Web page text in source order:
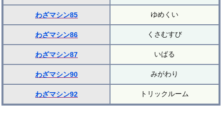
わざマシン85 ゆめくい
わざマシン86 くさむすび
わざマシン87 いばる
わざマシン90 みがわり
わざマシン92 トリックルーム